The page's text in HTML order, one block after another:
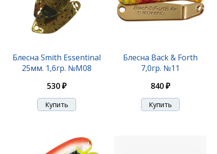
Блесна Smith Essentinal
25мм. 1,6гр. №M08
530 ₽
Блесна Back & Forth
7,0гр. №11
840 ₽